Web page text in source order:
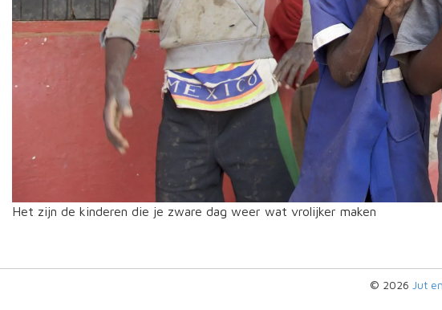
Het zijn de kinderen die je zware dag weer wat vrolijker maken
© 2026 Jut